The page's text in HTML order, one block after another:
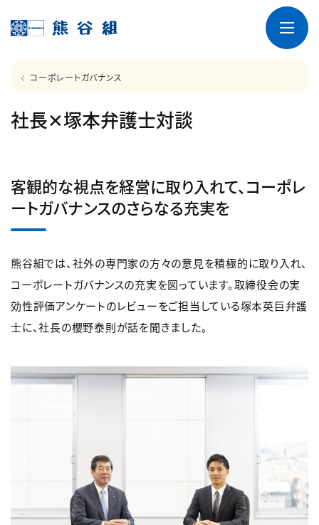
コーポレートガバナンス
社長✕塚本弁護士対談
客観的な視点を経営に取り入れて、コーポレ
ートガバナンスのさらなる充実を
熊谷組では、社外の専門家の方々の意見を積極的に取り入れ、
コーポレートガバナンスの充実を図っています。取締役会の実
効性評価アンケートのレビューをご担当している塚本英巨弁護
士に、社長の櫻野泰則が話を聞きました。